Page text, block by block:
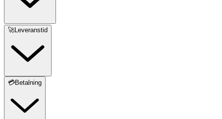
🚀Leveranstid
💳Betalning